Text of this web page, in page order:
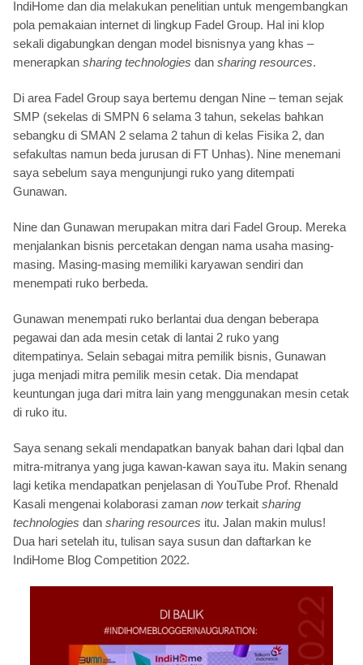
IndiHome dan dia melakukan penelitian untuk mengembangkan
pola pemakaian internet di lingkup Fadel Group. Hal ini klop
sekali digabungkan dengan model bisnisnya yang khas –
menerapkan sharing technologies dan sharing resources.
Di area Fadel Group saya bertemu dengan Nine – teman sejak
SMP (sekelas di SMPN 6 selama 3 tahun, sekelas bahkan
sebangku di SMAN 2 selama 2 tahun di kelas Fisika 2, dan
sefakultas namun beda jurusan di FT Unhas). Nine menemani
saya sebelum saya mengunjungi ruko yang ditempati
Gunawan.
Nine dan Gunawan merupakan mitra dari Fadel Group. Mereka
menjalankan bisnis percetakan dengan nama usaha masing-
masing. Masing-masing memiliki karyawan sendiri dan
menempati ruko berbeda.
Gunawan menempati ruko berlantai dua dengan beberapa
pegawai dan ada mesin cetak di lantai 2 ruko yang
ditempatinya. Selain sebagai mitra pemilik bisnis, Gunawan
juga menjadi mitra pemilik mesin cetak. Dia mendapat
keuntungan juga dari mitra lain yang menggunakan mesin cetak
di ruko itu.
Saya senang sekali mendapatkan banyak bahan dari Iqbal dan
mitra-mitranya yang juga kawan-kawan saya itu. Makin senang
lagi ketika mendapatkan penjelasan di YouTube Prof. Rhenald
Kasali mengenai kolaborasi zaman nowterkait sharing
technologies dan sharing resources itu. Jalan makin mulus!
Dua hari setelah itu, tulisan saya susun dan daftarkan ke
IndiHome Blog Competition 2022.